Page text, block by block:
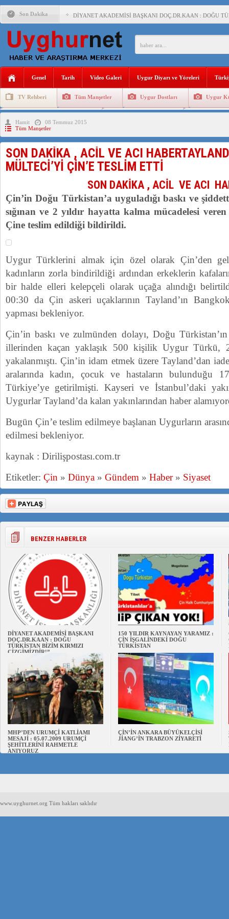
Son Dakika DİYANET AKADEMİSİ BAŞKANI DOÇ.DR.KAAN : DOĞU
150 YILDIR KAYNAYAN YARAMIZ : ÇİN İŞGALİNDEKİ
MHP’DEN URUMÇİ KATLİAMI MESAJİ : 05.07.2009
ÇİN’İN ANKARA BÜYÜKELÇİSİ JİANG’İN TRABZON
SAADET PARTİSİ İLÇE BAŞKANI : TEMMUZ AYI,DOĞU
İŞGALCİ ÇİN,DOĞU TÜRKİSTAN’DA EN AZ 143 BİN
Genel Tarih Video Galeri Uygur Diyarı ve Yöreleri
TV Rehberi Tüm Manşetler Uygur Dostları Uygur
Uygurlarda Düğün ve Cenaze
Hamit
08 Temmuz 2015
Tüm Manşetler
SON DAKİKA , ACİL VE ACI
MÜLTECİ’Yİ ÇİN’E TESLİM ETTİ
SON DAKİKA , ACİL VE ACI
Çin’in Doğu Türkistan’a uyguladığı baskı ve
sığınan ve 2 yıldır hayatta kalma mücadelesi
Çine teslim edildiği bildirildi.
Uygur Türklerini almak için özel olarak Çin’den
kadınların zorla bindirildiği ardından erkeklerin
bir halde elleri kelepçeli olarak uçağa alındığı
00:30 da Çin askeri uçaklarının Tayland’ın
yapması bekleniyor.
Çin’in baskı ve zulmünden dolayı, Doğu
illerinden kaçan yaklaşık 500 kişilik Uygur Türkü,
yakalanmıştı. Çin’in idam etmek üzere Tayland’dan
aralarında kadın, çocuk ve hastaların bulunduğu
Türkiye’ye getirilmişti. Kayseri ve İstanbul’daki
Uygurlar Tayland’da kalan yakınlarından haber
Bugün Çin’e teslim edilmeye başlanan Uygurların
edilmesi bekleniyor.
kaynak : Dirilişpostası.com.tr
Etiketler: Çin » Dünya » Gündem » Haber» Siyaset
BENZER HABERLER
DİYANET AKADEMİSİ BAŞKANI
DOÇ.DR.KAAN : DOĞU
TÜRKİSTAN BİZİM KIRMIZI
ÇİZGİMİZDİR!”
150 YILDIR KAYNAYAN YARAMIZ :
ÇİN İŞGALİNDEKİ DOĞU
TÜRKİSTAN
MHP’DEN URUMÇİ KATLİAMI
MESAJİ : 05.07.2009 URUMÇİ
ŞEHİTLERİNİ RAHMETLE
ANIYORUZ
ÇİN’İN ANKARA BÜYÜKELÇİSİ
JİANG’İN TRABZON ZİYARETİ
www.uyghurnet.org Tüm hakları saklıdır